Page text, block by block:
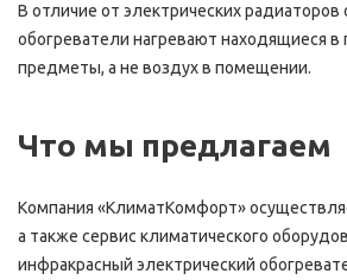
В отличие от электрических радиаторов
обогреватели нагревают находящиеся
предметы, а не воздух в помещении.
Что мы предлагаем
Компания «КлиматКомфорт»
а также сервис климатического
инфракрасный электрический